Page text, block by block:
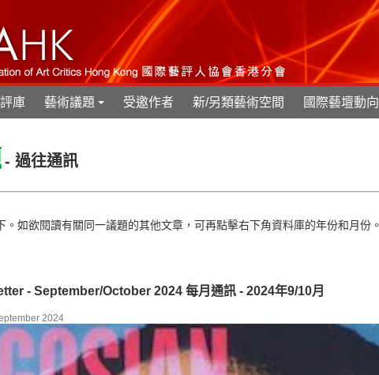
庫
+
藝術議題 受邀作者 新/另類藝術空間 國際藝壇動向
- 過往通訊
。如欲閱讀有關同一議題的其他文章，可再點擊右下角資料庫的年份和月份。
- September/October 2024 每月通訊 - 2024年9/10月
2024